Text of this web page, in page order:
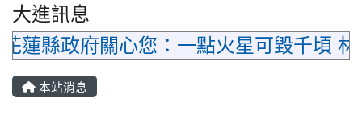
大進訊息
蓮縣政府關心您：一點火星可毀千頃
本站消息